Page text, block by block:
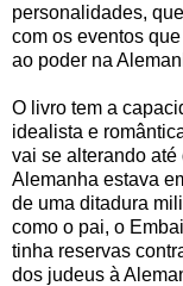
personalidades,
com os eventos
ao poder na
O livro tem a
idealista e
vai se alterando
Alemanha estava
de uma ditadura
como o pai, o
tinha reservas
dos judeus à